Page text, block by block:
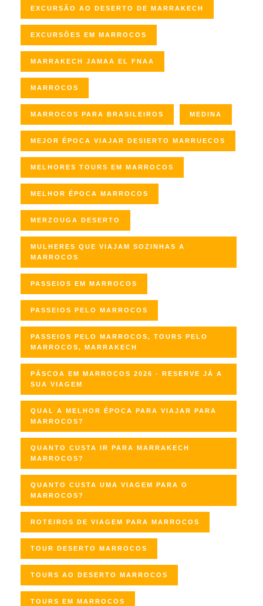
EXCURSÃO AO DESERTO DE MARRAKECH
EXCURSÕES EM MARROCOS
MARRAKECH JAMAA EL FNAA
MARROCOS
MARROCOS PARA BRASILEIROS MEDINA
MEJOR ÉPOCA VIAJAR DESIERTO MARRUECOS
MELHORES TOURS EM MARROCOS
MELHOR ÉPOCA MARROCOS
MERZOUGA DESERTO
MULHERES QUE VIAJAM SOZINHAS A
MARROCOS
PASSEIOS EM MARROCOS
PASSEIOS PELO MARROCOS
PASSEIOS PELO MARROCOS, TOURS PELO
MARROCOS, MARRAKECH
PÁSCOA EM MARROCOS 2026 - RESERVE JÁ A
SUA VIAGEM
QUAL A MELHOR ÉPOCA PARA VIAJAR PARA
MARROCOS?
QUANTO CUSTA IR PARA MARRAKECH
MARROCOS?
QUANTO CUSTA UMA VIAGEM PARA O
MARROCOS?
ROTEIROS DE VIAGEM PARA MARROCOS
TOUR DESERTO MARROCOS
TOURS AO DESERTO MARROCOS
TOURS EM MARROCOS